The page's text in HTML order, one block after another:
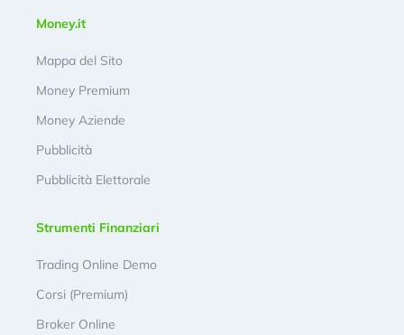
Money.it
Mappa del Sito
Money Premium
Money Aziende
Pubblicità
Pubblicità Elettorale
Strumenti Finanziari
Trading Online Demo
Corsi (Premium)
Broker Online